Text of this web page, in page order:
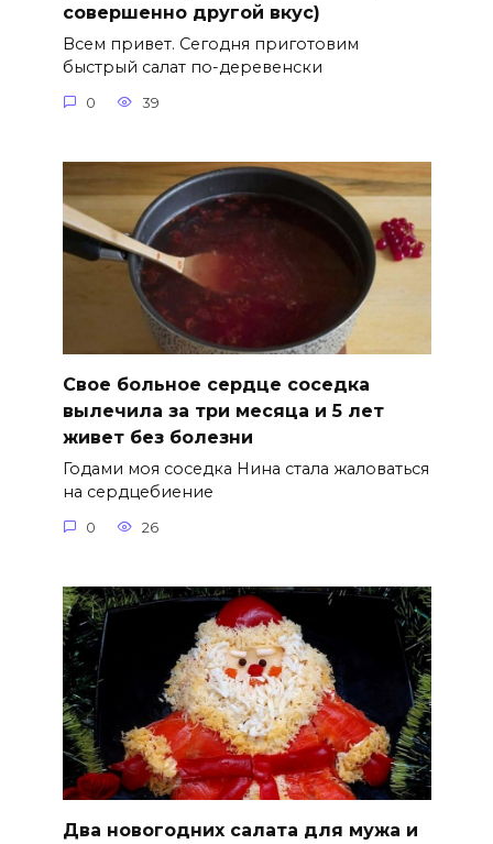
совершенно другой вкус)
Всем привет. Сегодня приготовим
быстрый салат по-деревенски
0 39
Свое больное сердце соседка
вылечила за три месяца и 5 лет
живет без болезни
Годами моя соседка Нина стала жаловаться
на сердцебиение
0 26
Два новогодних салата для мужа и